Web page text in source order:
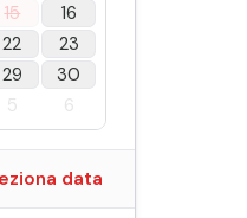
15
16
22
23
29
30
5 6
data